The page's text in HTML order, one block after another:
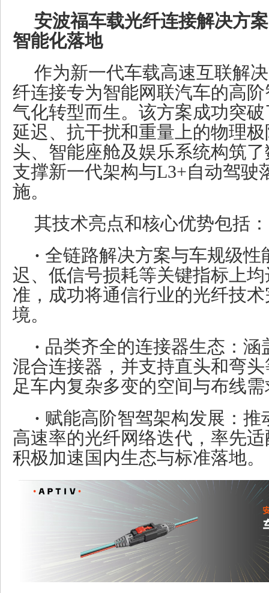
安波福车载光纤连接解决方
智能化落地
作为新一代车载高速互联解
纤连接专为智能网联汽车的高
气化转型而生。该方案成功突
延迟、抗干扰和重量上的物理
头、智能座舱及娱乐系统构筑
支撑新一代架构与L3+自动驾驶
施。
其技术亮点和核心优势包括：
· 全链路解决方案与车规级性
迟、低信号损耗等关键指标上
准，成功将通信行业的光纤技
境。
· 品类齐全的连接器生态：涵
混合连接器，并支持直头和弯
足车内复杂多变的空间与布线
· 赋能高阶智驾架构发展：推
高速率的光纤网络迭代，率先
积极加速国内生态与标准落地。